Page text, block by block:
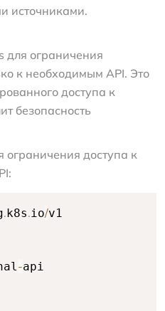
источниками.
для ограничения
к необходимым API. Это
доступа к
безопасность
доступа к
.k8s.io/
-